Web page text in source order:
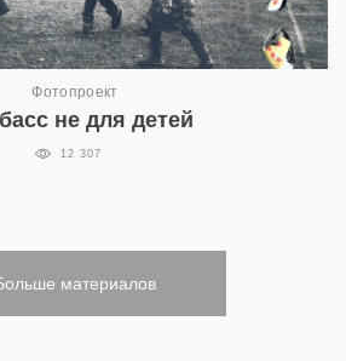
Фотопроект
не для детей
12 307
материалов